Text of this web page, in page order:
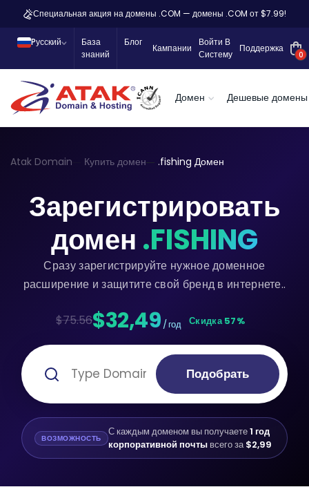
Специальная акция на домены .COM — домены .COM от $7.99!
Pусский
База
знаний
Блог
Кампании
Войти В
Систему
Поддержка
0
Домен Дешевые домены
Atak Domain Купить домен .fishing Домен
Зарегистрировать
домен .FISHING
Сразу зарегистрируйте нужное доменное
расширение и защитите свой бренд в интернете..
$75.56$32,49 / год Скидка 57%
Подобрать
ВОЗМОЖНОСТЬ С каждым доменом вы получаете1 год
корпоративной почтывсего за$2,99